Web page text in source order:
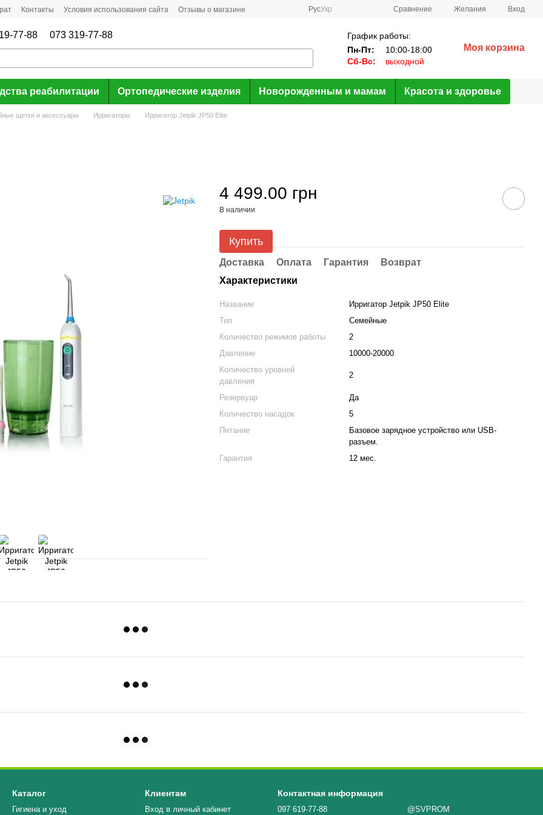
Контакты Условия использования сайта Отзывы о магазине РусУкр Сравнение Желания Вход
77-88 073 319-77-88
График работы:
Пн-Пт:
10:00-18:00
Сб-Вс:
выходной
Моя корзина
реабилитации Ортопедические изделия Новорожденным и мамам Красота и здоровье
щетки и аксессуары Ирригаторы Ирригатор Jetpik JP50 Elite
4 499.00 грн
В наличии
Купить
Доставка Оплата Гарантия
Возврат
Характеристики
Название
Ирригатор Jetpik JP50 Elite
Тип
Семейные
Количество режимов работы
2
Давление
10000-20000
Количество уровней
давления
2
Резервуар
Да
Количество насадок
5
Питание
Базовое зарядное устройство или USB-
разъем.
Гарантия
12 мес.
Каталог
Гигиена и уход
Клиентам
Вход в личный кабинет
Контактная информация
097 619-77-88 @SVPROM